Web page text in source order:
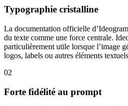
Typographie cristalline
La documentation officielle
du texte comme une force centrale.
particulièrement utile lorsque l’image
logos, labels ou autres éléments
02
Forte fidélité au prompt